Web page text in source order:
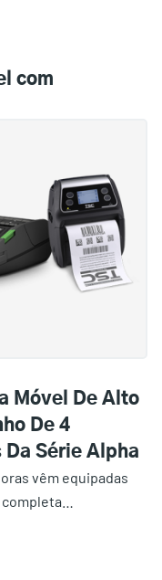
com
Móvel De Alto
De 4
Da Série Alpha
vêm equipadas